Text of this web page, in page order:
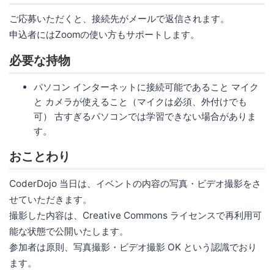
ご応募いただくと、接続先がメールで返信されます。
申込者にはZoomの使い方もサポートします。
必要な持物
パソコン インターネットに接続可能であること マイク
と カメラが使えること（マイクは必須、外付けでも
可） 古すぎるパソコンでは学習できない場合がありま
す。
おことわり
CoderDojo 当日は、イベントの内容の写真・ビデオ撮影をさ
せていただきます。
撮影した内容は、Creative Commons ライセンスで再利用可
能な状態で公開いたします。
参加者は原則、写真撮影・ビデオ撮影 OK という認識でおり
ます。